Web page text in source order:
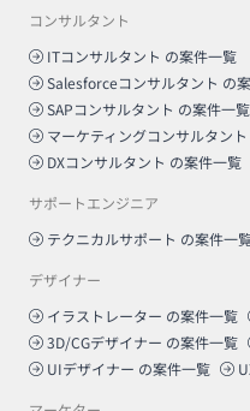
コンサルタント
ITコンサルタント の案件一覧
Salesforceコンサルタント の
SAPコンサルタント の案件一覧
マーケティングコンサルタント
DXコンサルタント の案件一覧
サポートエンジニア
テクニカルサポート の案件一
デザイナー
イラストレーター の案件一覧
3D/CGデザイナー の案件一覧
UIデザイナー の案件一覧